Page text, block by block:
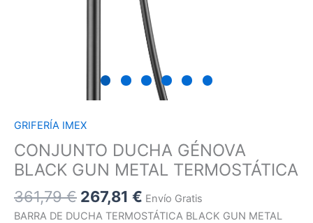
GRIFERÍA IMEX
CONJUNTO DUCHA GÉNOVA
BLACK GUN METAL TERMOSTÁTICA
361,79€ 267,81 € Envío Gratis
BARRA DE DUCHA TERMOSTÁTICA BLACK GUN METAL